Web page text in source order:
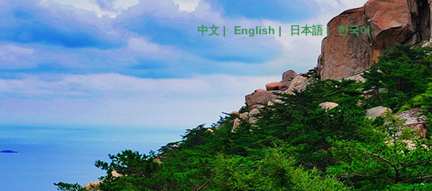
中文 | English | 日本語 | 한국어